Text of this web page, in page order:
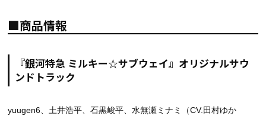
■商品情報
『銀河特急 ミルキー☆サブウェイ』オリジナルサウ
ンドトラック
yuugen6、土井浩平、石黒峻平、水無瀬ミナミ（CV.田村ゆか